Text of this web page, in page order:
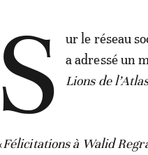
S
ur le réseau
a adressé un
Lions de
Félicitations à Walid